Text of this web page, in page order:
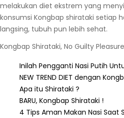
melakukan diet ekstrem yang
konsumsi Kongbap shirataki setiap
langsing, tubuh pun lebih sehat.
Kongbap Shirataki, No Guilty
Inilah Pengganti Nasi Putih
NEW TREND DIET dengan
Apa itu Shirataki ?
BARU, Kongbap Shirataki !
4 Tips Aman Makan Nasi Saat